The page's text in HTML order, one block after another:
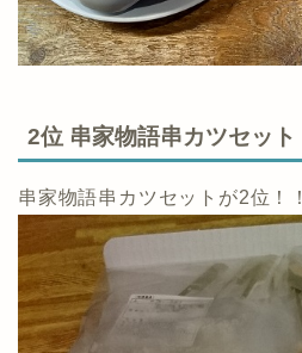
2位 串家物語串カツセット
串家物語串カツセットが2位！！